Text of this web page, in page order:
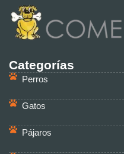
Categorías
Perros
Gatos
Pájaros